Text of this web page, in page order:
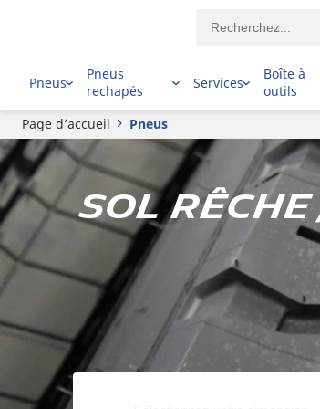
Pneus
Pneus
rechapés
Services
Boîte à
outils
Page d’accueil Pneus
Sol rêche